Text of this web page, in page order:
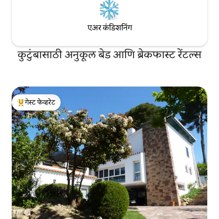
एअर कंडिशनिंग
कुटुंबासाठी अनुकूल बेड आणि ब्रेकफास्ट रेंटल्स
टॉप गेस्ट फेव्हरेट
गेस्ट फेव्हरेट